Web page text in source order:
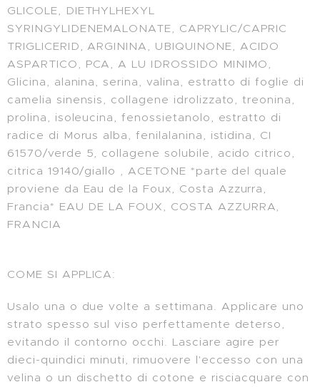
GLICOLE, DIETHYLHEXYL
SYRINGYLIDENEMALONATE, CAPRYLIC/CAPRIC
TRIGLICERID, ARGININA, UBIQUINONE, ACIDO
ASPARTICO, PCA, A LU IDROSSIDO MINIMO,
Glicina, alanina, serina, valina, estratto di foglie di
camelia sinensis, collagene idrolizzato, treonina,
prolina, isoleucina, fenossietanolo, estratto di
radice di Morus alba, fenilalanina, istidina, CI
61570/verde 5, collagene solubile, acido citrico,
citrica 19140/giallo , ACETONE *parte del quale
proviene da Eau de la Foux, Costa Azzurra,
Francia* EAU DE LA FOUX, COSTA AZZURRA,
FRANCIA
COME SI APPLICA:
Usalo una o due volte a settimana. Applicare uno
strato spesso sul viso perfettamente deterso,
evitando il contorno occhi. Lasciare agire per
dieci-quindici minuti, rimuovere l'eccesso con una
velina o un dischetto di cotone e risciacquare con